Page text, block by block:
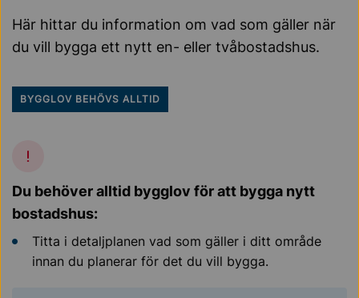
Här hittar du information om vad som gäller när
du vill bygga ett nytt en- eller tvåbostadshus.
BYGGLOV BEHÖVS ALLTID
Du behöver alltid bygglov för att bygga nytt
bostadshus:
Titta i detaljplanen vad som gäller i ditt område
innan du planerar för det du vill bygga.